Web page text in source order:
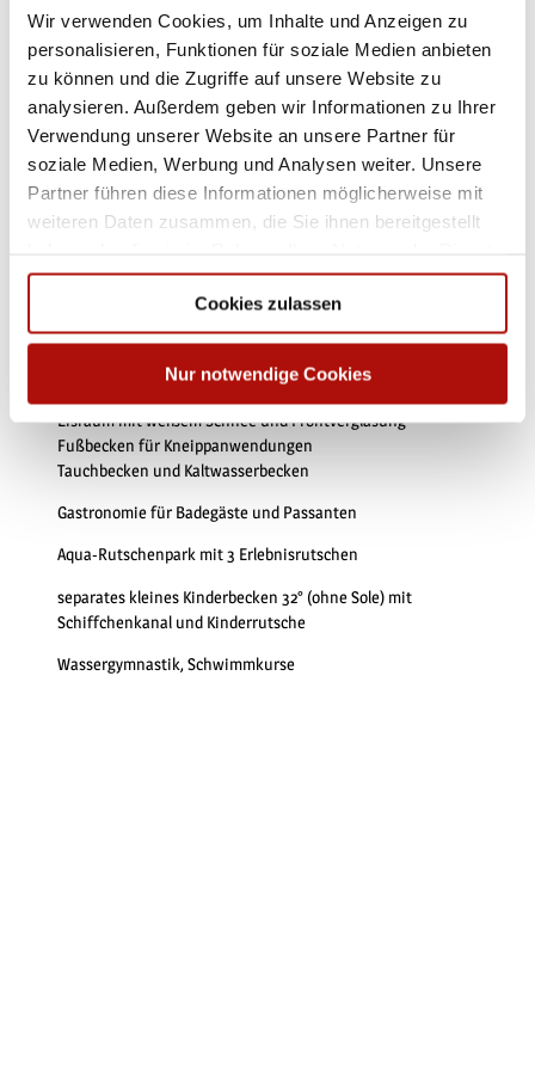
Wir verwenden Cookies, um Inhalte und Anzeigen zu
personalisieren, Funktionen für soziale Medien anbieten
zu können und die Zugriffe auf unsere Website zu
analysieren. Außerdem geben wir Informationen zu Ihrer
Verwendung unserer Website an unsere Partner für
soziale Medien, Werbung und Analysen weiter. Unsere
Partner führen diese Informationen möglicherweise mit
weiteren Daten zusammen, die Sie ihnen bereitgestellt
gesammelt haben.
Cookies zulassen
Nur notwendige Cookies
Außenbecken im Saunagarten (31°C), unterteilt in
Floatingbecken mit hohem Natur-Solegehalt (16,5 %) und 85m²
Becken mit Natur-Solegehalt, Massagedüsen, Massageliegen
und Stegbrücke
Außenbecken im Textilbereich (31°) mit Natur-Solegehalt, 175
m² Wasserfläche, Massageliegen und Nackenschwalldusche
Ruheräume und Ruhezonen im Innen- und Außenbereich,
Neu angelegter Saunagarten mit sechs Themen-Saunen u. a.
mit Wald-Ambiente und Panoramafenstern
Sanarium, Textilsauna, Infrarot-Wärmekabinen, Dampfbad
Eisraum mit weißem Schnee und Frontverglasung
Fußbecken für Kneippanwendungen
Tauchbecken und Kaltwasserbecken
Gastronomie für Badegäste und Passanten
Aqua-Rutschenpark mit 3 Erlebnisrutschen
separates kleines Kinderbecken 32° (ohne Sole) mit
Schiffchenkanal und Kinderrutsche
Wassergymnastik, Schwimmkurse